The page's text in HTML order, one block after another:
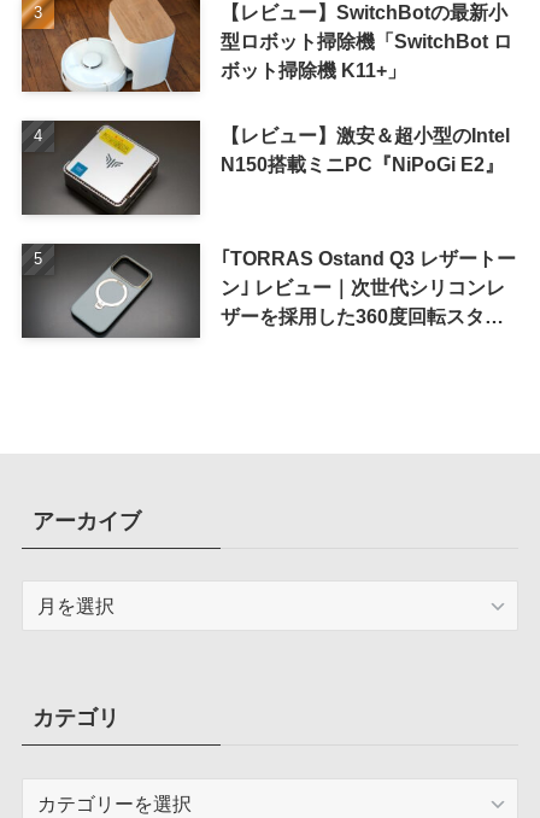
【レビュー】SwitchBotの最新小
型ロボット掃除機「SwitchBot ロ
ボット掃除機 K11+」
【レビュー】激安＆超小型のIntel
N150搭載ミニPC『NiPoGi E2』
｢TORRAS Ostand Q3 レザートー
ン｣ レビュー｜次世代シリコンレ
ザーを採用した360度回転スタン
アーカイブ
ブカテゴリ